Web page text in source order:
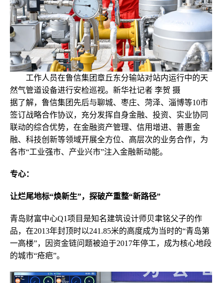
工作人员在鲁信集团章丘东分输站对站内运行中的天
然气管道设备进行安检巡视。新华社记者 李贺 摄
据了解，鲁信集团先后与聊城、枣庄、菏泽、淄博等10市
签订战略合作协议，充分发挥自身金融、投资、实业协同
联动的综合优势，在金融资产管理、信用增进、普惠金
融、科技创新等领域开展全方位、高层次的业务合作，为
各市“工业强市、产业兴市”注入金融新动能。
专心：
让烂尾地标“焕新生”，探破产重整“新路径”
青岛财富中心Q1项目是知名建筑设计师贝聿铭父子的作
品，在2013年封顶时以241.85米的高度成为当时的“青岛第
一高楼”，因资金链问题被迫于2017年停工，成为核心地段
的城市“疮疤”。